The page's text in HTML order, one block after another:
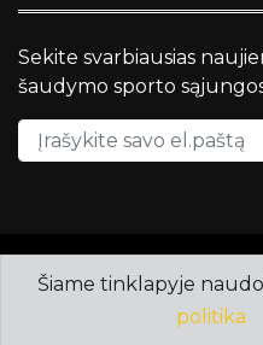
Sekite svarbiausias
šaudymo sporto
Autorinės teisės ©
Grafika
Šiame tinklapyje
politika